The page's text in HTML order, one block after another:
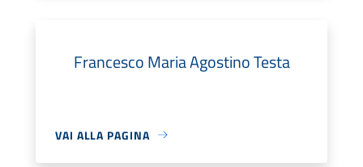
Francesco Maria Agostino Testa
VAI ALLA PAGINA